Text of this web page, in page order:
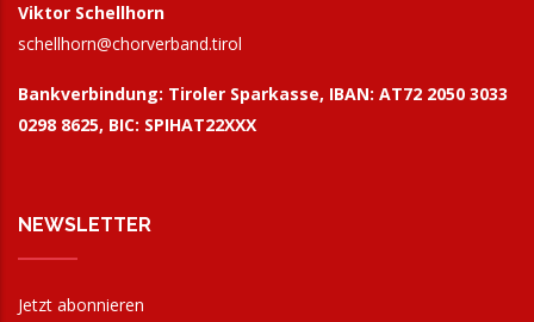
Viktor Schellhorn
schellhorn@chorverband.tirol
Bankverbindung: Tiroler Sparkasse, IBAN: AT72 2050 3033
0298 8625, BIC: SPIHAT22XXX
NEWSLETTER
Jetzt abonnieren